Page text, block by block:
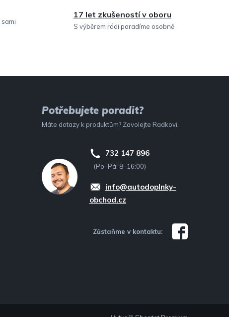
17 let zkušeností v oboru
S výběrem rádi poradíme osobně
Potřebujete poradit?
Máte dotazy k produktům? Zavolejte Radkovi.
732 147 896
(Po–Pá: 8–16:00)
info@autodoplnky-
obchod.cz